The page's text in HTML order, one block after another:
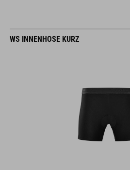
WS INNENHOSE KURZ